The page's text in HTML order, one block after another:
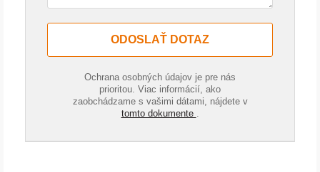
ODOSLAŤ DOTAZ
Ochrana osobných údajov je pre nás
prioritou. Viac informácií, ako
zaobchádzame s vašimi dátami, nájdete v
tomto dokumente .